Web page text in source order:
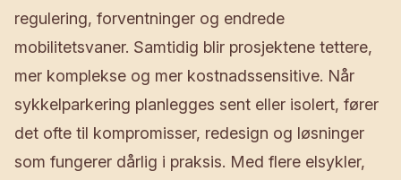
regulering, forventninger og endrede
mobilitetsvaner. Samtidig blir prosjektene tettere,
mer komplekse og mer kostnadssensitive. Når
sykkelparkering planlegges sent eller isolert, fører
det ofte til kompromisser, redesign og løsninger
som fungerer dårlig i praksis. Med flere elsykler,